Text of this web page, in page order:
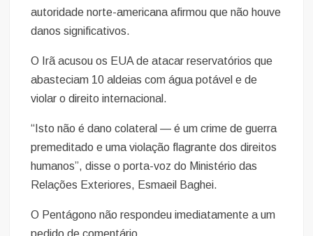
autoridade norte-americana afirmou que não houve
danos significativos.
O Irã acusou os EUA de atacar reservatórios que
abasteciam 10 aldeias com água potável e de
violar o direito internacional.
“Isto não é dano colateral — é um crime de guerra
premeditado e uma violação flagrante dos direitos
humanos”, disse o porta-voz do Ministério das
Relações Exteriores, Esmaeil Baghei.
O Pentágono não respondeu imediatamente a um
pedido de comentário.